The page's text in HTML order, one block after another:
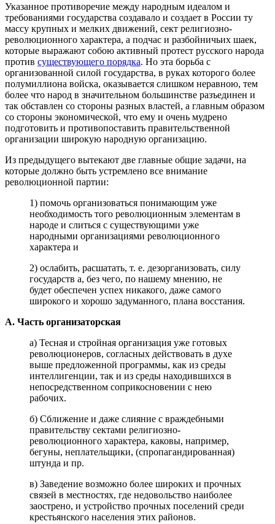
Указанное противоречие между народным идеалом и
требованиями государства создавало и создает в России ту
массу крупных и мелких движений, сект религиозно-
революционного характера, а подчас и разбойничьих шаек,
которые выражают собою активный протест русского народа
против существующего порядка. Но эта борьба с
организованной силой государства, в руках которого более
полумиллиона войска, оказывается слишком неравною, тем
более что народ в значительном большинстве разъединен и
так обставлен со стороны разных властей, а главным образом
со стороны экономической, что ему и очень мудрено
подготовить и противопоставить правительственной
организации широкую народную организацию.
Из предыдущего вытекают две главные общие задачи, на
которые должно быть устремлено все внимание
революционной партии:
1) помочь организоваться понимающим уже
необходимость того революционным элементам в
народе и слиться с существующими уже
народными организациями революционного
характера и
2) ослабить, расшатать, т. е. дезорганизовать, силу
государств а, без чего, по нашему мнению, не
будет обеспечен успех никакого, даже самого
широкого и хорошо задуманного, плана восстания.
А. Часть организаторская
а) Тесная и стройная организация уже готовых
революционеров, согласных действовать в духе
выше предложенной программы, как из среды
интеллигенции, так и из среды находившихся в
непосредственном соприкосновении с нею
рабочих.
б) Сближение и даже слияние с враждебными
правительству сектами религиозно-
революционного характера, каковы, например,
бегуны, неплательщики, (спропагандированная)
штунда и пр.
в) Заведение возможно более широких и прочных
связей в местностях, где недовольство наиболее
заострено, и устройство прочных поселений среди
крестьянского населения этих районов.